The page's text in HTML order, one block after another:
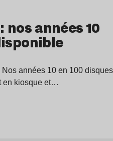
années 10
années 10 en 100 disques
en kiosque et…